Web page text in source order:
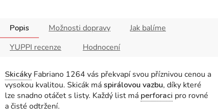
Popis Možnosti dopravy
Jak balíme
YUPPI recenze
Hodnocení
Skicáky Fabriano 1264 vás překvapí svou příznivou cenou a
vysokou kvalitou. Skicák máspirálovou vazbu, díky které
lze snadno otáčet s listy. Každý list má perforaci pro rovné
a čisté odtržení.